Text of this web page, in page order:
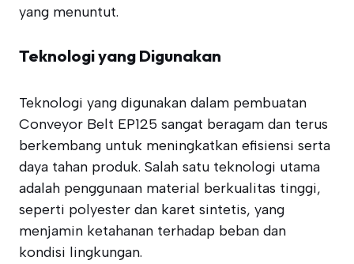
yang menuntut.
Teknologi yang Digunakan
Teknologi yang digunakan dalam pembuatan
Conveyor Belt EP125 sangat beragam dan terus
berkembang untuk meningkatkan efisiensi serta
daya tahan produk. Salah satu teknologi utama
adalah penggunaan material berkualitas tinggi,
seperti polyester dan karet sintetis, yang
menjamin ketahanan terhadap beban dan
kondisi lingkungan.